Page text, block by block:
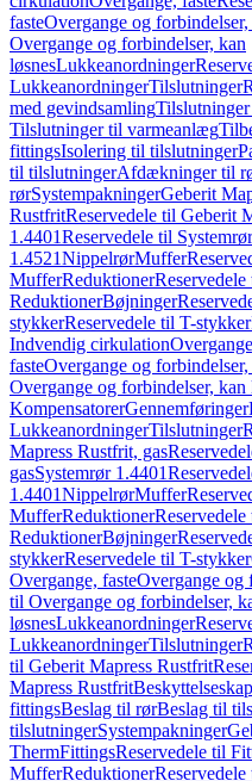
fasteOvergange og forbindelser,
Overgange og forbindelser, kan
løsnesLukkeanordninger
LukkeanordningerTilslutninger
med gevindsamling
Tilslutninger til varmeanlæg
fittingsIsolering til tilslutninger
til tilslutningerAfdækninger til
rørSystempakningerGeberit
RustfritReservedele til Geberit
1.4401Reservedele til
1.4521NippelrørMuffer
MufferReduktionerReservedele
ReduktionerBøjninger
stykkerReservedele til T-stykker
Indvendig cirkulation
fasteOvergange og forbindelser,
Overgange og forbindelser, kan
KompensatorerGennemføringer
LukkeanordningerTilslutninger
Mapress Rustfrit, gas
gasSystemrør 1.4401
1.4401NippelrørMuffer
MufferReduktionerReservedele
ReduktionerBøjninger
stykkerReservedele til T-stykker
Overgange, fasteOvergange og
til Overgange og forbindelser,
løsnesLukkeanordninger
LukkeanordningerTilslutninger
til Geberit Mapress Rustfrit
Mapress Rustfrit
fittingsBeslag til rørBeslag til
tilslutningerSystempakninger
ThermFittingsReservedele til
MufferReduktionerReservedele